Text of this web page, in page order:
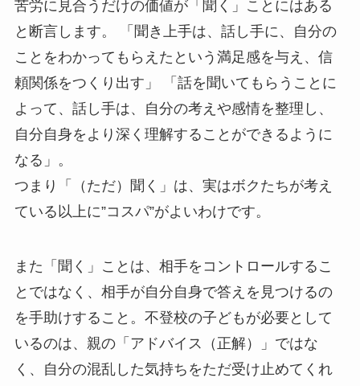
苦労に見合うだけの価値が「聞く」ことにはある
と断言します。 「聞き上手は、話し手に、自分の
ことをわかってもらえたという満足感を与え、信
頼関係をつくり出す」 「話を聞いてもらうことに
よって、話し手は、自分の考えや感情を整理し、
自分自身をより深く理解することができるように
なる」。
つまり「（ただ）聞く」は、実はボクたちが考え
ている以上に”コスパ”がよいわけです。
また「聞く」ことは、相手をコントロールするこ
とではなく、相手が自分自身で答えを見つけるの
を手助けすること。不登校の子どもが必要として
いるのは、親の「アドバイス（正解）」ではな
く、自分の混乱した気持ちをただ受け止めてくれ